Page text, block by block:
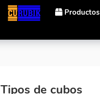
Productos
Tipos de cubos